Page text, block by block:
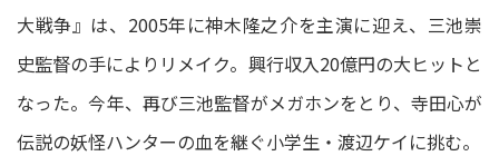
大戦争』は、2005年に神木隆之介を主演に迎え、三池崇
史監督の手によりリメイク。興行収入20億円の大ヒットと
なった。今年、再び三池監督がメガホンをとり、寺田心が
伝説の妖怪ハンターの血を継ぐ小学生・渡辺ケイに挑む。